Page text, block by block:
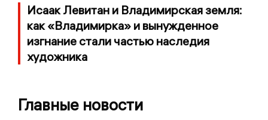
Исаак Левитан и Владимирская земля:
как «Владимирка» и вынужденное
изгнание стали частью наследия
художника
Главные новости